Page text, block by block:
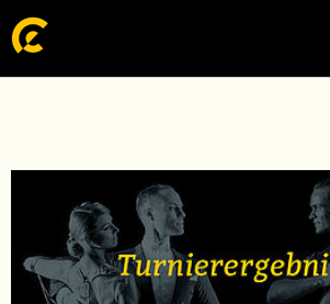
Zum Hauptinhalt springen
Skip to page footer